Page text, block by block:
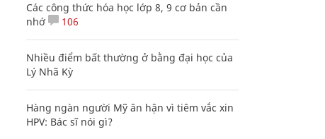
Các công thức hóa học lớp 8, 9 cơ bản cần
nhớ
106
Nhiều điểm bất thường ở bằng đại học của
Lý Nhã Kỳ
Hàng ngàn người Mỹ ân hận vì tiêm vắc xin
HPV: Bác sĩ nói gì?